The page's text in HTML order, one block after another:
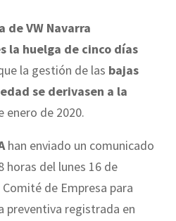
de VW Navarra
la huelga de cinco días
la gestión de las bajas
se derivasen a la
enero de 2020.
han enviado un comunicado
horas del lunes 16 de
de Empresa para
preventiva registrada en